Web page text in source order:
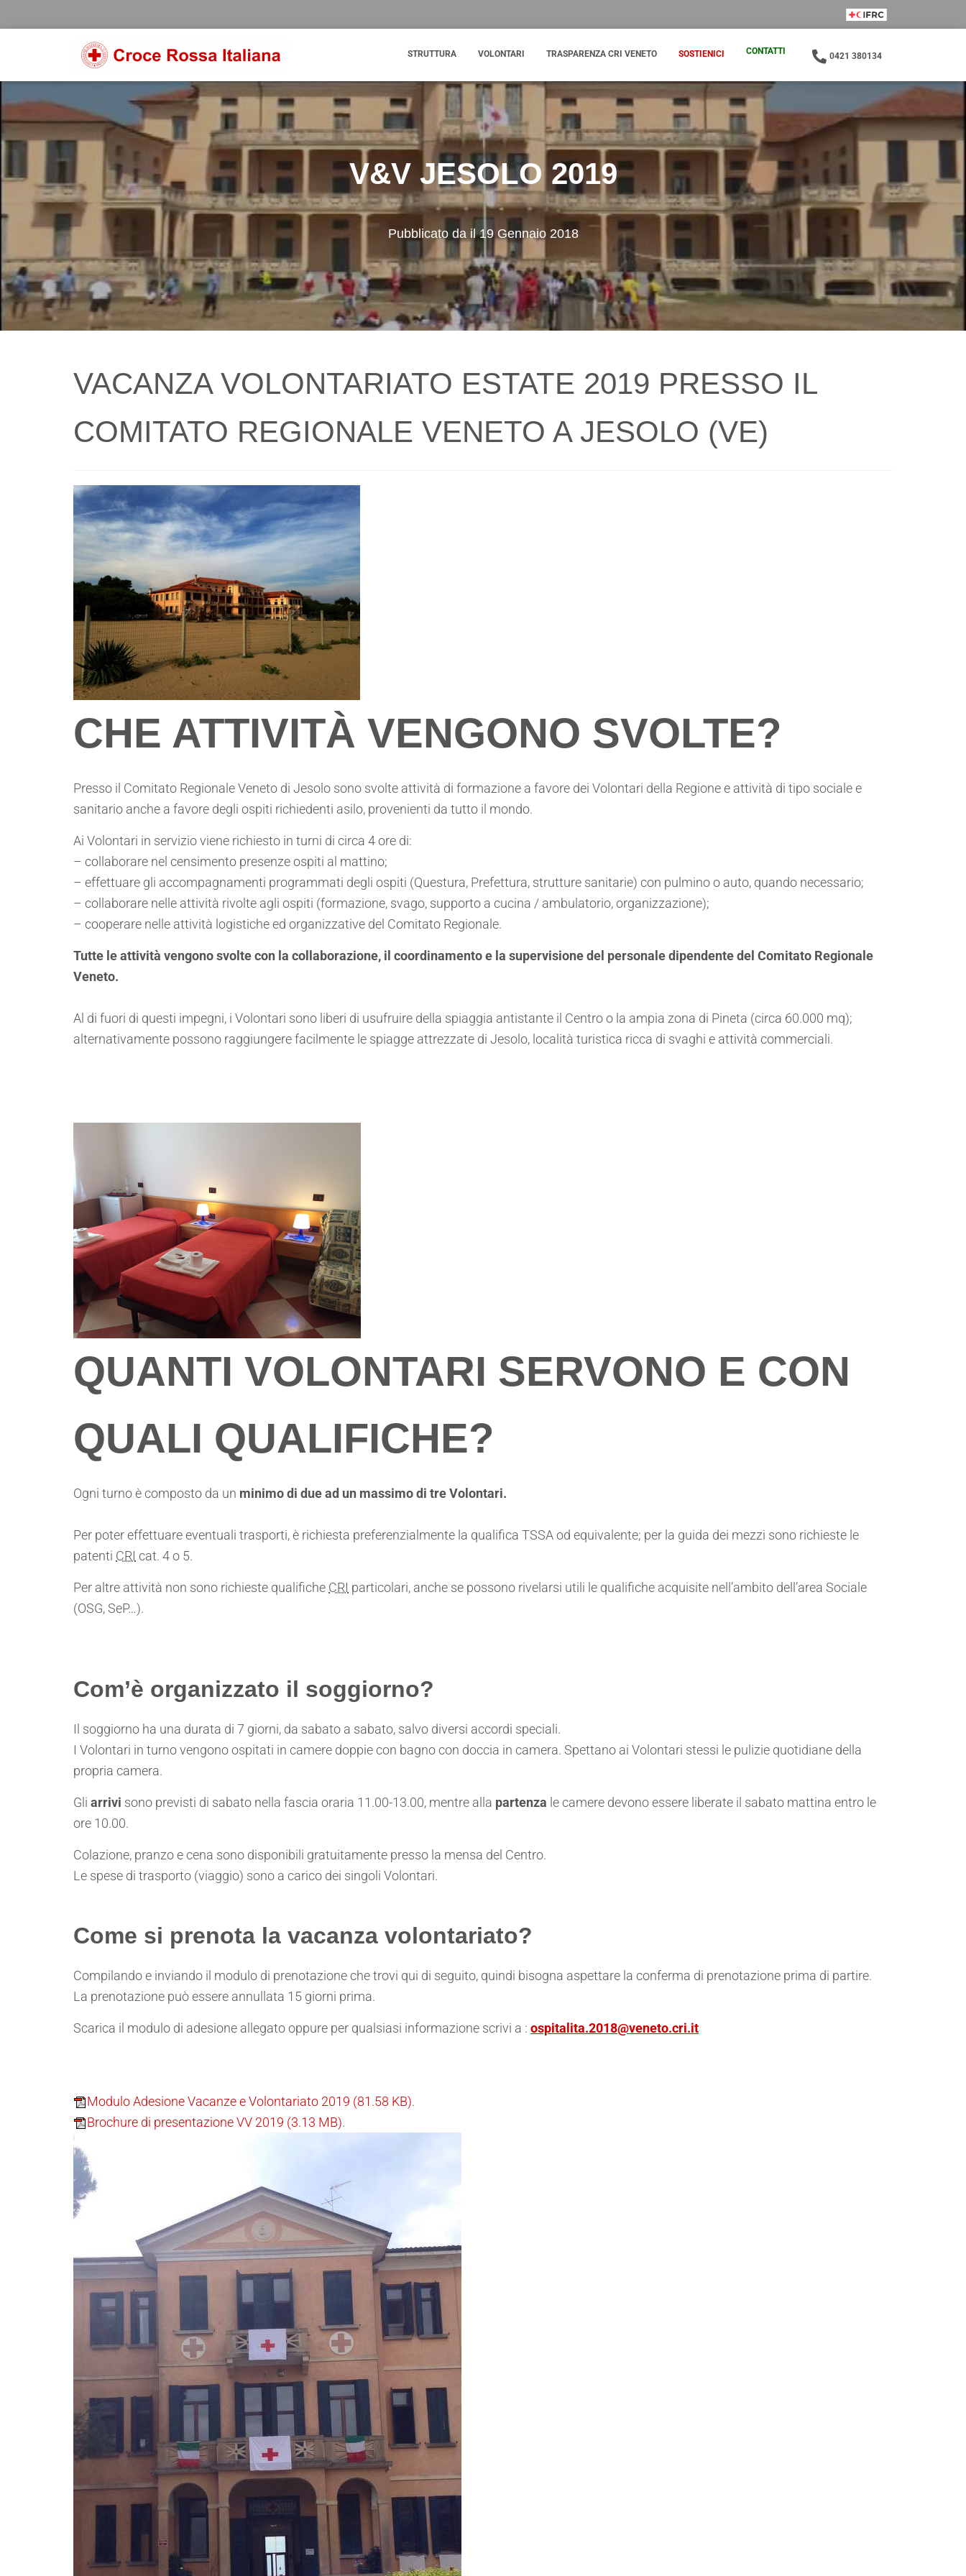
STRUTTURA
VOLONTARI TRASPARENZA CRI VENETO SOSTIENICI CONTATTI 0421 380134
V&V JESOLO 2019
Pubblicato da il19 Gennaio 2018
VACANZA VOLONTARIATO ESTATE 2019 PRESSO IL
COMITATO REGIONALE VENETO A JESOLO (VE)
CHE ATTIVITÀ VENGONO SVOLTE?
Presso il Comitato Regionale Veneto di Jesolo sono svolte attività di formazione a favore dei Volontari della Regione e attività di tipo sociale e
sanitario anche a favore degli ospiti richiedenti asilo, provenienti da tutto il mondo.
Ai Volontari in servizio viene richiesto in turni di circa 4 ore di:
– collaborare nel censimento presenze ospiti al mattino;
– effettuare gli accompagnamenti programmati degli ospiti (Questura, Prefettura, strutture sanitarie) con pulmino o auto, quando necessario;
– collaborare nelle attività rivolte agli ospiti (formazione, svago, supporto a cucina / ambulatorio, organizzazione);
– cooperare nelle attività logistiche ed organizzative del Comitato Regionale.
Tutte le attività vengono svolte con la collaborazione, il coordinamento e la supervisione del personale dipendente del Comitato Regionale
Veneto.
Al di fuori di questi impegni, i Volontari sono liberi di usufruire della spiaggia antistante il Centro o la ampia zona di Pineta (circa 60.000 mq);
alternativamente possono raggiungere facilmente le spiagge attrezzate di Jesolo, località turistica ricca di svaghi e attività commerciali.
QUANTI VOLONTARI SERVONO E CON
QUALI QUALIFICHE?
Ogni turno è composto da un minimo di due ad un massimo di tre Volontari.
Per poter effettuare eventuali trasporti, è richiesta preferenzialmente la qualifica TSSA od equivalente; per la guida dei mezzi sono richieste le
patenti CRI cat. 4 o 5.
Per altre attività non sono richieste qualifiche CRI particolari, anche se possono rivelarsi utili le qualifiche acquisite nell’ambito dell’area Sociale
(OSG, SeP…).
Com’è organizzato il soggiorno?
Il soggiorno ha una durata di 7 giorni, da sabato a sabato, salvo diversi accordi speciali.
I Volontari in turno vengono ospitati in camere doppie con bagno con doccia in camera. Spettano ai Volontari stessi le pulizie quotidiane della
propria camera.
Gli arrivi sono previsti di sabato nella fascia oraria 11.00-13.00, mentre alla partenza le camere devono essere liberate il sabato mattina entro le
ore 10.00.
Colazione, pranzo e cena sono disponibili gratuitamente presso la mensa del Centro.
Le spese di trasporto (viaggio) sono a carico dei singoli Volontari.
Come si prenota la vacanza volontariato?
Compilando e inviando il modulo di prenotazione che trovi qui di seguito, quindi bisogna aspettare la conferma di prenotazione prima di partire.
La prenotazione può essere annullata 15 giorni prima.
Scarica il modulo di adesione allegato oppure per qualsiasi informazione scrivi a : ospitalita.2018@veneto.cri.it
Modulo Adesione Vacanze e Volontariato 2019 (81.58 KB).
Brochure di presentazione VV 2019 (3.13 MB).